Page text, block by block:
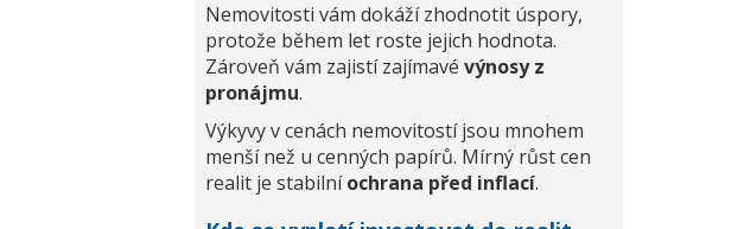
Nemovitosti vám dokáží zhodnotit úspory,
protože během let roste jejich hodnota.
Zároveň vám zajistí zajímavé výnosy z
pronájmu.
Výkyvy v cenách nemovitostí jsou mnohem
menší než u cenných papírů. Mírný růst cen
realit je stabilníochrana před inflací.